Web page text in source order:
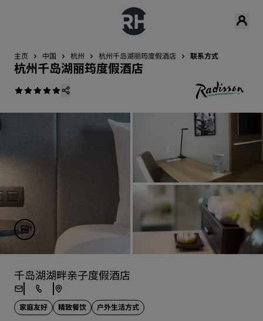
主页 中国 杭州 杭州千岛湖丽筠度假酒店 联系方式
杭州千岛湖丽筠度假酒店
千岛湖湖畔亲子度假酒店
家庭友好 精致餐饮 户外生活方式